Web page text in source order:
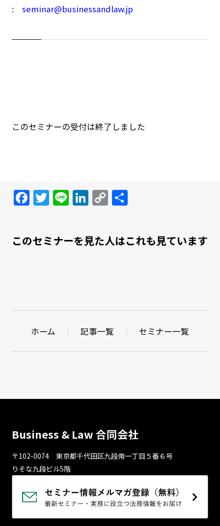
: seminar@businessandlaw.jp
このセミナーの受付は終了しました
Facebook
Twitter
LineLinkedIn
Copy
共
このセミナーを見た人はこれも見ています
ホーム 記事一覧 セミナー一覧
Business & Law 合同会社
〒102-0074 東京都千代⽥区九段南⼀丁⽬５番６号
りそな九段ビル5階